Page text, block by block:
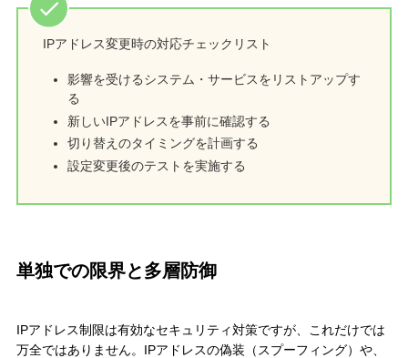
IPアドレス変更時の対応チェックリスト
影響を受けるシステム・サービスをリストアップす
る
新しいIPアドレスを事前に確認する
切り替えのタイミングを計画する
設定変更後のテストを実施する
単独での限界と多層防御
IPアドレス制限は有効なセキュリティ対策ですが、これだけでは
万全ではありません。IPアドレスの偽装（スプーフィング）や、